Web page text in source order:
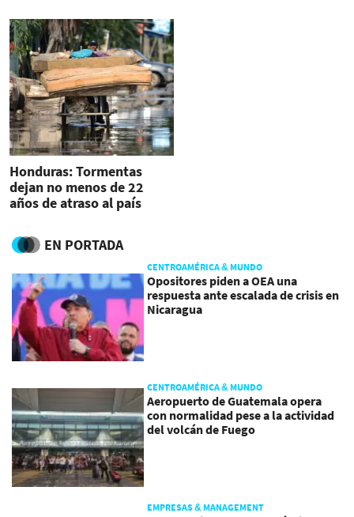
Honduras: Tormentas
dejan no menos de 22
años de atraso al país
EN PORTADA
CENTROAMÉRICA & MUNDO
Opositores piden a OEA una
respuesta ante escalada de crisis en
Nicaragua
CENTROAMÉRICA & MUNDO
Aeropuerto de Guatemala opera
con normalidad pese a la actividad
del volcán de Fuego
EMPRESAS & MANAGEMENT